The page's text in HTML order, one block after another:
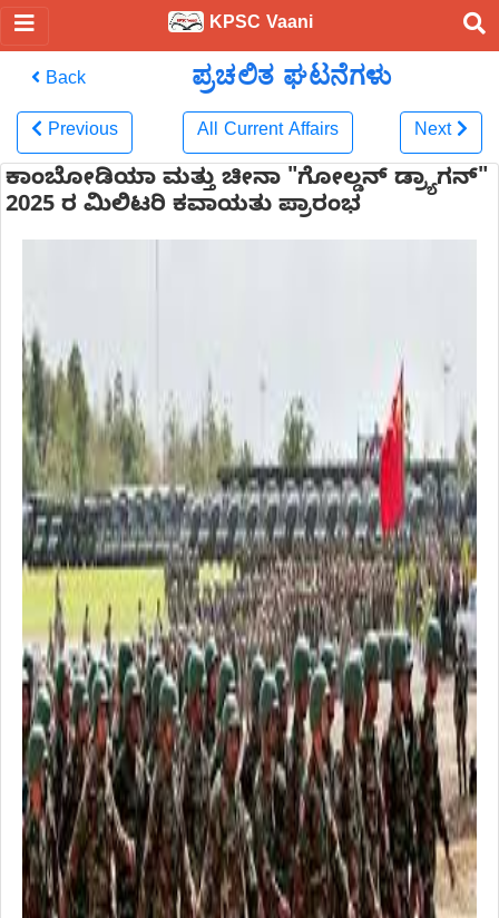
KPSC Vaani
Back ಪ್ರಚಲಿತ ಘಟನೆಗಳು
Previous All Current Affairs Next
ಕಾಂಬೋಡಿಯಾ ಮತ್ತು ಚೀನಾ "ಗೋಲ್ಡನ್ ಡ್ರ್ಯಾಗನ್"
2025 ರ ಮಿಲಿಟರಿ ಕವಾಯತು ಪ್ರಾರಂಭ